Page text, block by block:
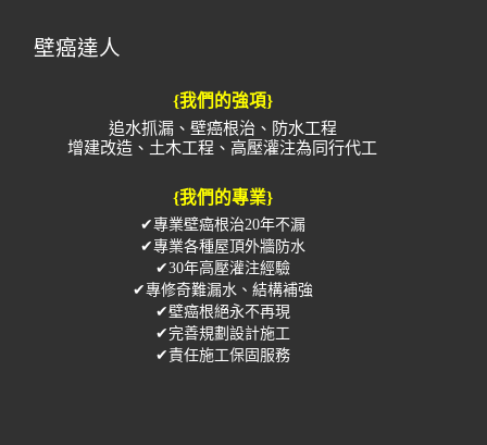
壁癌達人
{我們的強項}
追水抓漏、壁癌根治、防水工程
增建改造、土木工程、高壓灌注為同行代工
{我們的專業}
✔專業壁癌根治20年不漏
✔專業各種屋頂外牆防水
✔30年高壓灌注經驗
✔專修奇難漏水、結構補強
✔壁癌根絕永不再現
✔完善規劃設計施工
✔責任施工保固服務